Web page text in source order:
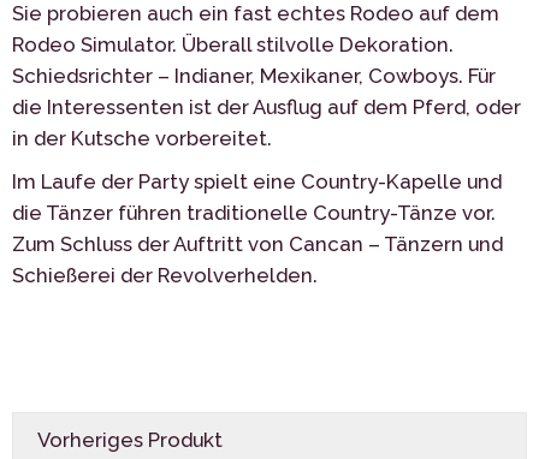
Sie probieren auch ein fast echtes Rodeo auf dem
Rodeo Simulator. Überall stilvolle Dekoration.
Schiedsrichter – Indianer, Mexikaner, Cowboys. Für
die Interessenten ist der Ausflug auf dem Pferd, oder
in der Kutsche vorbereitet.
Im Laufe der Party spielt eine Country-Kapelle und
die Tänzer führen traditionelle Country-Tänze vor.
Zum Schluss der Auftritt von Cancan – Tänzern und
Schießerei der Revolverhelden.
Vorheriges Produkt